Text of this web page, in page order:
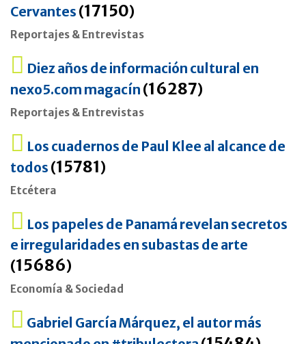
Cervantes (17150)
Reportajes & Entrevistas
Diez años de información cultural en
nexo5.com magacín (16287)
Reportajes & Entrevistas
Los cuadernos de Paul Klee al alcance de
todos (15781)
Etcétera
Los papeles de Panamá revelan secretos
e irregularidades en subastas de arte
(15686)
Economía & Sociedad
Gabriel García Márquez, el autor más